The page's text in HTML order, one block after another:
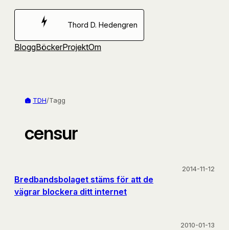
Hoppa
Thord D. Hedengren
BloggBöckerProjektOm
TDH/Tagg
censur
Bredbandsbolaget stäms för att de
vägrar blockera ditt internet
2014-11-12
2010-01-13